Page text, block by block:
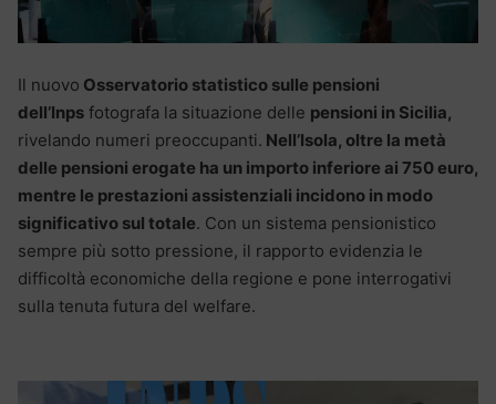
Il nuovo Osservatorio statistico sulle pensioni
dell’Inps fotografa la situazione delle pensioni in Sicilia,
rivelando numeri preoccupanti. Nell’Isola, oltre la metà
delle pensioni erogate ha un importo inferiore ai 750 euro,
mentre le prestazioni assistenziali incidono in modo
significativo sul totale. Con un sistema pensionistico
sempre più sotto pressione, il rapporto evidenzia le
difficoltà economiche della regione e pone interrogativi
sulla tenuta futura del welfare.